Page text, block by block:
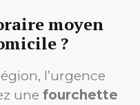
moyen
?
l’urgence
une fourchette